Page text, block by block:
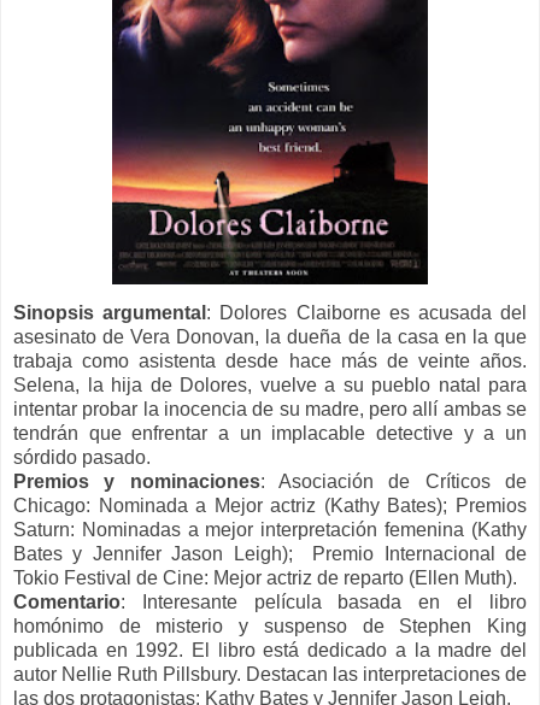
Sinopsis argumental : Dolores Claiborne es acusada del
asesinato de Vera Donovan, la dueña de la casa en la que
trabaja como asistenta desde hace más de veinte años.
Selena, la hija de Dolores, vuelve a su pueblo natal para
intentar probar la inocencia de su madre, pero allí ambas se
tendrán que enfrentar a un implacable detective y a un
sórdido pasado.
Premios y nominaciones: Asociación de Críticos de
Chicago: Nominada a Mejor actriz (Kathy Bates); Premios
Saturn: Nominadas a mejor interpretación femenina (Kathy
Bates y Jennifer Jason Leigh); Premio Internacional de
Tokio Festival de Cine: Mejor actriz de reparto (Ellen Muth).
Comentario: Interesante película basada en el libro
homónimo de misterio y suspenso de Stephen King
publicada en 1992. El libro está dedicado a la madre del
autor Nellie Ruth Pillsbury. Destacan las interpretaciones de
las dos protagonistas: Kathy Bates y Jennifer Jason Leigh.